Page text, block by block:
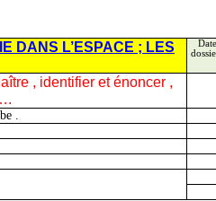
DANS L’ESPACE ; LES
, identifier et énoncer ,
.